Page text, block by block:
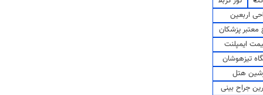
اربعین
پزشکان
ایمپلنت
تیزهوشان
هتل
جراح بینی